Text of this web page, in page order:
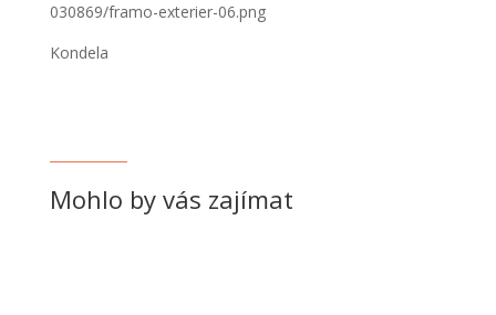
030869/framo-exterier-06.png
Kondela
Mohlo by vás zajímat